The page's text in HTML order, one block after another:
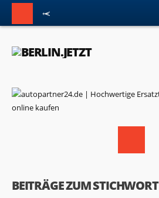
BEITRÄGE ZUM